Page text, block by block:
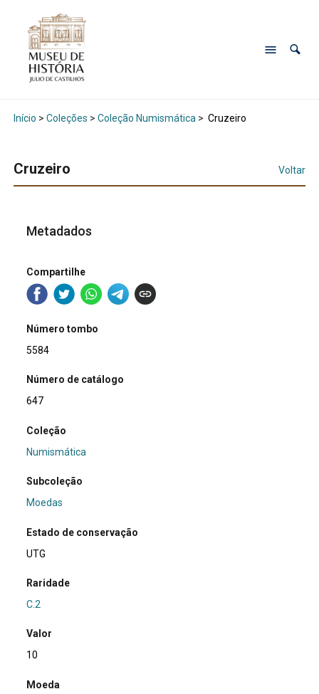
Início > Coleções > Coleção Numismática > Cruzeiro
Cruzeiro Voltar
Metadados
Compartilhe
Número tombo
5584
Número de catálogo
647
Coleção
Numismática
Subcoleção
Moedas
Estado de conservação
UTG
Raridade
C.2
Valor
10
Moeda